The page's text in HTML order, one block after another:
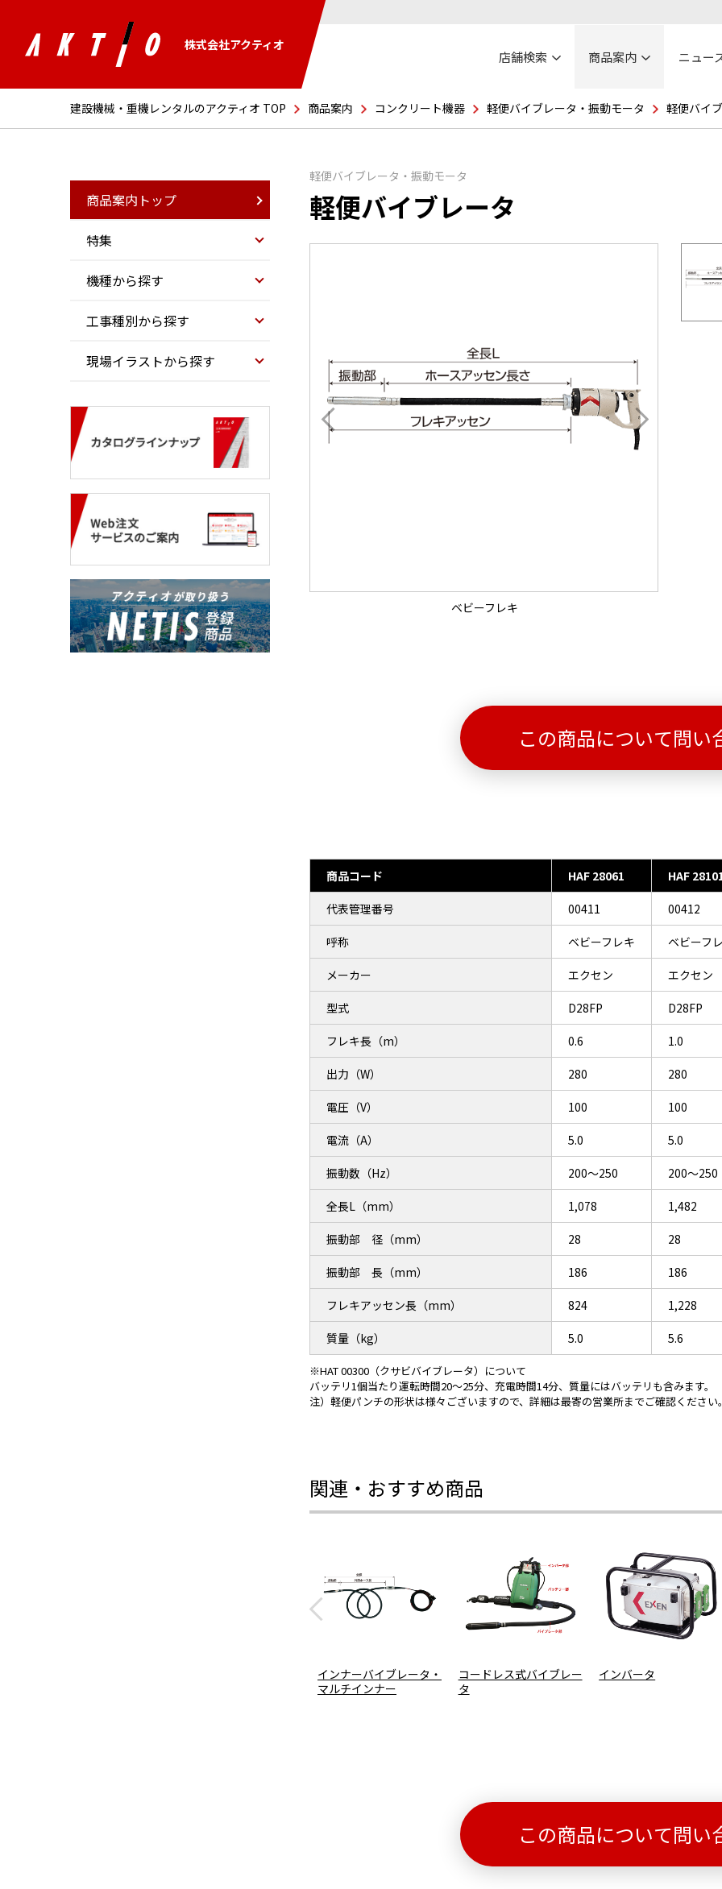
株式会社アクティオ
店舗検索 商品案内 ニュー
建設機械・重機レンタルのアクティオ TOP 商品案内 コンクリート機器 軽便バイブレータ・振動モータ 軽便バイ
軽便バイブレータ・振動モータ
軽便バイブレータ
ベビーフレキ
この商品について問い
商品コード HAF 28061 HAF
代表管理番号 00411 00412
呼称 ベビーフレキ ベビーフ
メーカー エクセン エクセン
型式 D28FP D28FP
フレキ長（m） 0.6 1.0
出力（W） 280 280
電圧（V） 100 100
電流（A） 5.0 5.0
振動数（Hz） 200～250 200～250
全長L（mm） 1,078 1,482
振動部 径（mm） 28 28
振動部 長（mm） 186 186
フレキアッセン長（mm） 824 1,228
質量（kg） 5.0 5.6
※HAT 00300（クサビバイブレータ）について
バッテリ1個当たり運転時間20～25分、充電時間14分、質量にはバッテリも含みます。
注）軽便パンチの形状は様々ございますので、詳細は最寄の営業所までご確認ください
関連・おすすめ商品
インナーバイブレータ・
マルチインナー
コードレス式バイブレー
タ
インバータ
この商品について問い
商品案内トップ
特集
機種から探す
工事種別から探す
現場イラストから探す